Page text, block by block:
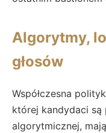
Algorytmy,
głosów
Współczesna
której kandydaci
algorytmicznej,